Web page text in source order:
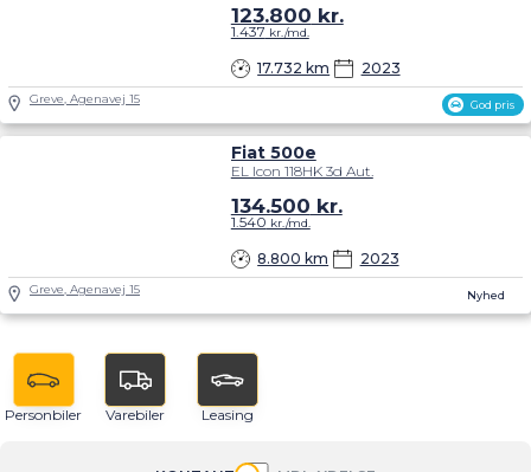
God pris
17.732 km 2023
123.800 kr.
1.437 kr./md.
Greve, Agenavej 15
Nyhed
Fiat 500e
EL Icon 118HK 3d Aut.
8.800 km 2023
134.500 kr.
1.540 kr./md.
Greve, Agenavej 15
Personbiler Varebiler Leasing